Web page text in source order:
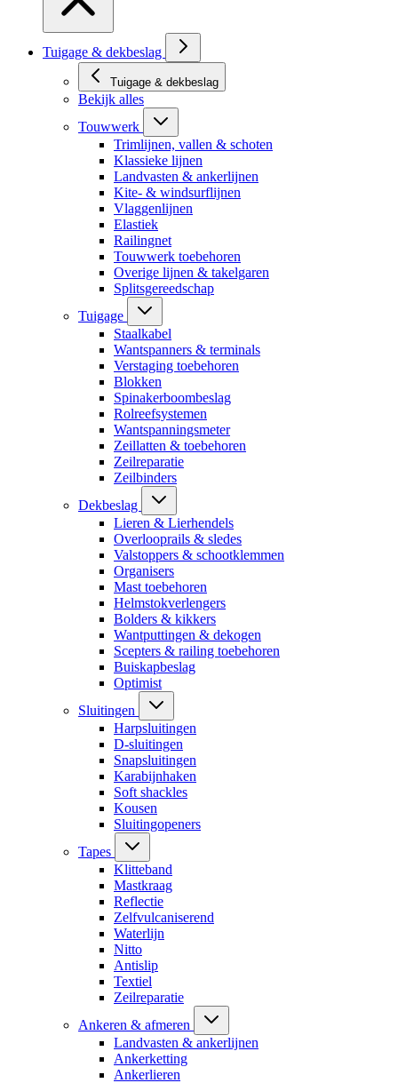
Tuigage & dekbeslag
Tuigage & dekbeslag
Bekijk alles
Touwwerk
Trimlijnen, vallen & schoten
Klassieke lijnen
Landvasten & ankerlijnen
Kite- & windsurflijnen
Vlaggenlijnen
Elastiek
Railingnet
Touwwerk toebehoren
Overige lijnen & takelgaren
Splitsgereedschap
Tuigage
Staalkabel
Wantspanners & terminals
Verstaging toebehoren
Blokken
Spinakerboombeslag
Rolreefsystemen
Wantspanningsmeter
Zeillatten & toebehoren
Zeilreparatie
Zeilbinders
Dekbeslag
Lieren & Lierhendels
Overlooprails & sledes
Valstoppers & schootklemmen
Organisers
Mast toebehoren
Helmstokverlengers
Bolders & kikkers
Wantputtingen & dekogen
Scepters & railing toebehoren
Buiskapbeslag
Optimist
Sluitingen
Harpsluitingen
D-sluitingen
Snapsluitingen
Karabijnhaken
Soft shackles
Kousen
Sluitingopeners
Tapes
Klitteband
Mastkraag
Reflectie
Zelfvulcaniserend
Waterlijn
Nitto
Antislip
Textiel
Zeilreparatie
Ankeren & afmeren
Landvasten & ankerlijnen
Ankerketting
Ankerlieren